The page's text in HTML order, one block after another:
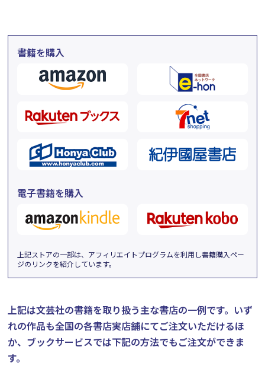
書籍を購入
電子書籍を購入
上記ストアの一部は、アフィリエイトプログラムを利用し書籍購入ペー
ジのリンクを紹介しています。
上記は文芸社の書籍を取り扱う主な書店の一例です。 いず
れの作品も全国の各書店実店舗にてご注文いただけるほ
か、ブックサービスでは下記の方法でもご注文ができま
す。